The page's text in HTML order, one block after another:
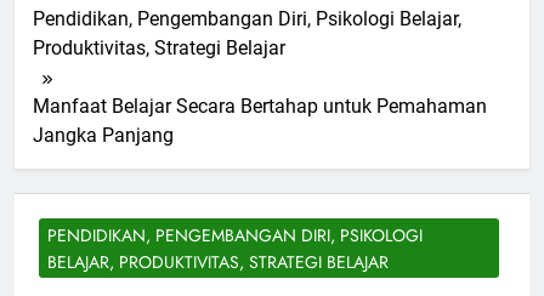
Pendidikan, Pengembangan Diri, Psikologi Belajar,
Produktivitas, Strategi Belajar
Manfaat Belajar Secara Bertahap untuk Pemahaman
Jangka Panjang
PENDIDIKAN, PENGEMBANGAN DIRI, PSIKOLOGI
BELAJAR, PRODUKTIVITAS, STRATEGI BELAJAR